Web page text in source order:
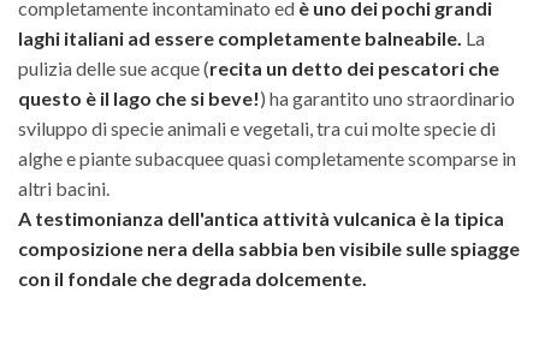
completamente incontaminato ed è uno dei pochi grandi
laghi italiani ad essere completamente balneabile. La
pulizia delle sue acque (recita un detto dei pescatori che
questo è il lago che si beve!) ha garantito uno straordinario
sviluppo di specie animali e vegetali, tra cui molte specie di
alghe e piante subacquee quasi completamente scomparse in
altri bacini.
A testimonianza dell'antica attività vulcanica è la tipica
composizione nera della sabbia ben visibile sulle spiagge
con il fondale che degrada dolcemente.